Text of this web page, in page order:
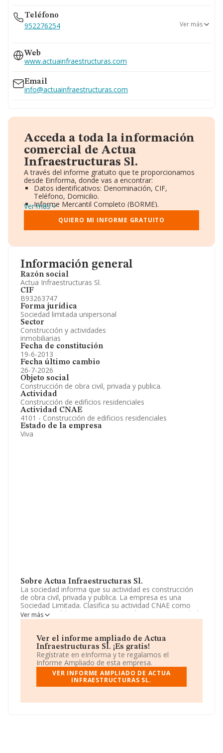
Información general
Razón social
Actua Infraestructuras Sl.
CIF
B93263747
Forma jurídica
Sociedad limitada unipersonal
Sector
Construcción y actividades
inmobiliarias
Fecha de constitución
19-6-2013
Fecha último cambio
26-7-2026
Objeto social
Construcción de obra civil, privada y publica.
Actividad
Construcción de edificios residenciales
Actividad CNAE
4101 - Construcción de edificios residenciales
Estado de la empresa
Viva
Sobre Actua Infraestructuras Sl.
La sociedad informa que su actividad es construcción
de obra civil, privada y publica. La empresa es una
Sociedad Limitada. Clasifica su actividad CNAE como
'%cnae%', código 4101. La compañía no tiene actividad
en mercados exteriores.
Ha habido un descenso en cuanto al número de
empleados y atendiendo a los datos disponibles en
INFORMA, ese número ha estado por encima de la
media de sector.
Dentro del ranking de empresas elaborado por
INFORMA, atendiendo a los niveles de facturación,
empresa ha ganado 26 posiciones en el ranking
Ver más
Ver el informe ampliado de Actua
Infraestructuras Sl. ¡Es gratis!
Regístrate en eInforma y te regalamos el
Informe Ampliado de esta empresa.
VER INFORME AMPLIADO DE ACTUA
INFRAESTRUCTURAS SL.
Teléfono
952276254
625...
Ver teléfono 625...
Ver teléfono 617...
Ver más
Web
www.actuainfraestructuras.com
Email
info@actuainfraestructuras.com
Acceda a toda la información
comercial de Actua
Infraestructuras Sl.
A través del informe gratuito que te proporcionamos
desde Einforma, donde vas a encontrar:
Datos identificativos: Denominación, CIF,
Teléfono, Domicilio.
Informe Mercantil Completo (BORME).
Gráficos de Evolución Ventas y Empleados.
Consejo de Administración y Administradores.
Directivos y Ejecutivos.
Información oficial y registral complementaria.
Ver más
QUIERO MI INFORME GRATUITO